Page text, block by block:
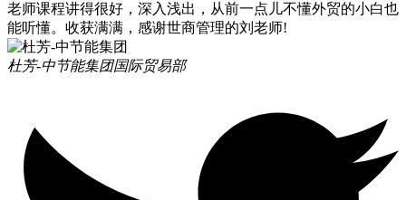
老师课程讲得很好，深入浅出，从前一点儿不懂外贸的小白也
能听懂。收获满满，感谢世商管理的刘老师!
杜芳-中节能集团国际贸易部